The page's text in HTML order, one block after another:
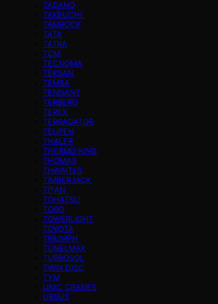
TADANO
TAKEUCHI
TAMROCK
TATA
TATRA
TCM
TECNOMA
TEKSAN
TEMSA
TENNANT
TERBERG
TEREX
TERRAGATOR
TEUPEN
THALER
THERMO KING
THOMAS
THWAITES
TIMBERJACK
TİTAN
TOHATSU
TORO
TOWERLIGHT
TOYOTA
TRIUMPH
TÜNELMAK
TURBOSOL
TWIN DISC
TYM
UNIC CRANES
URSUS